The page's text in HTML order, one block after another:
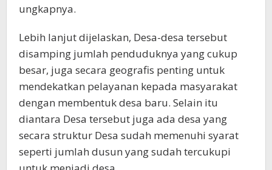
ungkapnya.
Lebih lanjut dijelaskan, Desa-desa tersebut
disamping jumlah penduduknya yang cukup
besar, juga secara geografis penting untuk
mendekatkan pelayanan kepada masyarakat
dengan membentuk desa baru. Selain itu
diantara Desa tersebut juga ada desa yang
secara struktur Desa sudah memenuhi syarat
seperti jumlah dusun yang sudah tercukupi